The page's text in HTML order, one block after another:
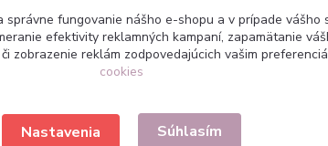
správne fungovanie nášho e-shopu a v prípade vášho
efektivity reklamných kampaní, zapamätanie
zobrazenie reklám zodpovedajúcich vašim
cookies
Nastavenia Súhlasím